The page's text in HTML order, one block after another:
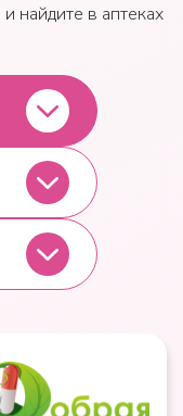
найдите в аптеках